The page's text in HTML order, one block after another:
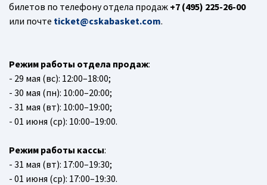
билетов по телефону отдела продаж +7 (495) 225-26-00
или почте ticket@cskabasket.com.
Режим работы отдела продаж:
- 29 мая (вс): 12:00–18:00;
- 30 мая (пн): 10:00–20:00;
- 31 мая (вт): 10:00–19:00;
- 01 июня (ср): 10:00–19:00.
Режим работы кассы:
- 31 мая (вт): 17:00–19:30;
- 01 июня (ср): 17:00–19:30.